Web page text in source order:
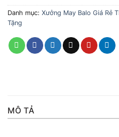
Danh mục: Xưởng May Balo Giá Rẻ
Tặng
MÔ TẢ